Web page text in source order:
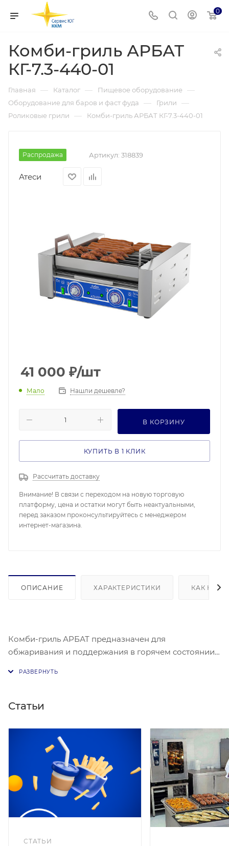
0
Комби-гриль АРБАТ
КГ-7.3-440-01
Главная — Каталог — Пищевое оборудование —
Оборудование для баров и фаст фуда — Грили —
Роликовые грили — Комби-гриль АРБАТ КГ-7.3-440-01
Распродажа Артикул: 318839
Атеси
41 000 ₽/шт
Мало Нашли дешевле?
В КОРЗИНУ
КУПИТЬ В 1 КЛИК
Рассчитать доставку
Внимание! В связи с переходом на новую торговую
платформу, цена и остатки могут быть неактуальными,
перед заказом проконсультируйтесь с менеджером
интернет-магазина.
ОПИСАНИЕ ХАРАКТЕРИСТИКИ КАК
Комби-гриль АРБАТ предназначен для
обжаривания и поддержания в горячем состоянии
АЗС.
Статьи
СТАТЬИ